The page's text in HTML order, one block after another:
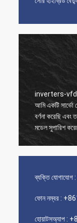
inverters-
আমি একটি সার্ভো
বর্ণনা করেছি এবং
মডেল সুপারিশ
আমাদের চক্রের
ব্যক্তি যোগাযোগ :
ফোন নম্বর :
হোয়াটসঅ্যাপ :